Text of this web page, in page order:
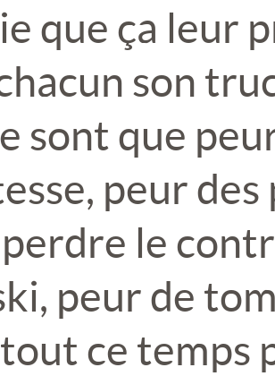
que ça leur
son
sont que
peur
le
peur de
ce temps